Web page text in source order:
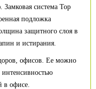
Замковая система Top
подложка
защитного слоя в
и истирания.
офисов. Ее можно
в офисе.